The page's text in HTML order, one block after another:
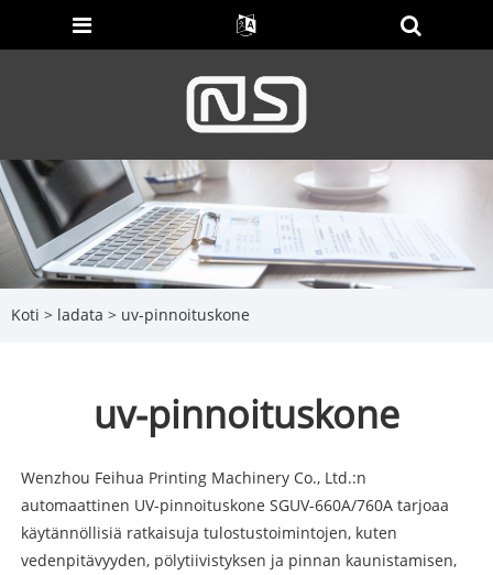
Koti > ladata > uv-pinnoituskone
uv-pinnoituskone
Wenzhou Feihua Printing Machinery Co., Ltd.:n
automaattinen UV-pinnoituskone SGUV-660A/760A tarjoaa
käytännöllisiä ratkaisuja tulostustoimintojen, kuten
vedenpitävyyden, pölytiivistyksen ja pinnan kaunistamisen,